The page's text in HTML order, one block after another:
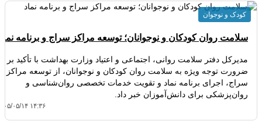
سلامت روان کودکان و نوجوانان؛ توسعه مراکز سراج و برنامه
مدیرکل دفتر سلامت روانی، اجتماعی و اعتیاد وزارت بهداشت با تأکید بر
ضرورت توجه ویژه به سلامت روان کودکان و نوجوانان، از توسعه مراکز
سراج، اجرای برنامه نماد و تقویت خدمات تخصصی روان‌شناسی و
روان‌پزشکی برای دانش‌آموزان خبر داد.
۱۴۰۵/۰۵/۱۴
کودک و نوجوان